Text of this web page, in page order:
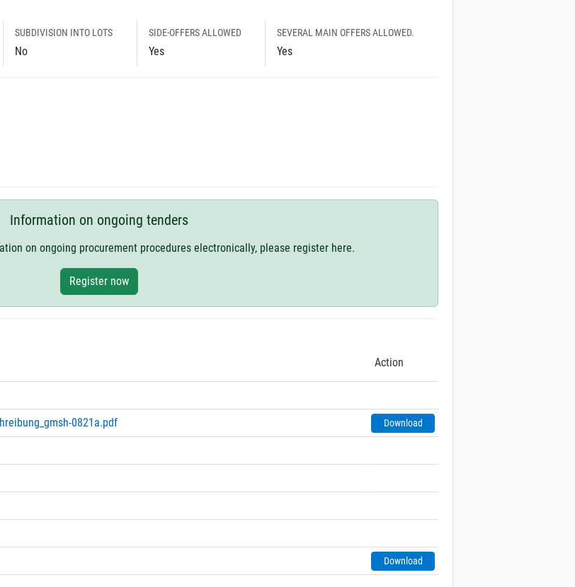
SUBDIVISION INTO LOTS
No
SIDE-OFFERS ALLOWED
Yes
SEVERAL MAIN OFFERS ALLOWED.
Yes
Information on ongoing tenders
on ongoing procurement procedures electronically, please register here.
Register now
Action
0821a.pdf Download
Download